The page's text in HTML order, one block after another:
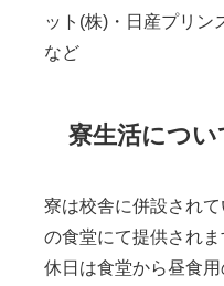
ット(株)・日産プリン
など
寮生活につい
寮は校舎に併設され
の食堂にて提供されま
休日は食堂から昼食